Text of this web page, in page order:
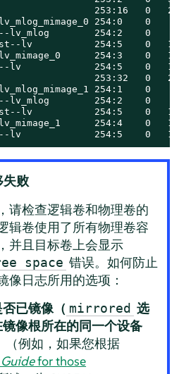
253:16   0
254:0    0
lv_mlog        254:2    0
lv           254:5    0
254:3    0
lv             254:5    0
253:32   0
254:1    0
lv_mlog        254:2    0
lv           254:5    0
254:4    0
lv             254:5    0
失败
请检查逻辑卷和物理卷的
辑卷使用了所有物理卷容
并且目标卷上会显示
space 错误。如何防止
像日志所用的选项：
已镜像（ mirrored 选
像根所在的同一个设备
（例如，如果您根据
for those